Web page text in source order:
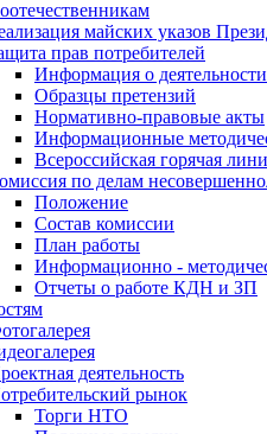
майских указов
прав потребителей
Информация о деятельности
Образцы претензий
Нормативно-правовые акты
Информационные
Всероссийская горячая
по делам
Положение
Состав комиссии
План работы
Информационно -
Отчеты о работе КДН и ЗП
деятельность
рынок
Торги НТО